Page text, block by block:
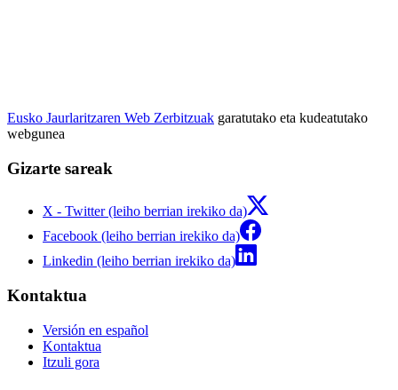
Eusko Jaurlaritzaren Web Zerbitzuak garatutako eta kudeatutako
webgunea
Gizarte sareak
X - Twitter (leiho berrian irekiko da)
Facebook (leiho berrian irekiko da)
Linkedin (leiho berrian irekiko da)
Kontaktua
Versión en español
Kontaktua
Itzuli gora